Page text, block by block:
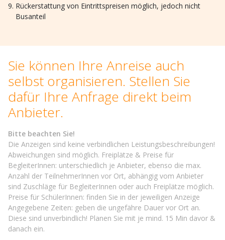
Rückerstattung von Eintrittspreisen möglich, jedoch nicht
Busanteil
Sie können Ihre Anreise auch
selbst organisieren. Stellen Sie
dafür Ihre Anfrage direkt beim
Anbieter.
Bitte beachten Sie!
Die Anzeigen sind keine verbindlichen Leistungsbeschreibungen!
Abweichungen sind möglich. Freiplätze & Preise für
BegleiterInnen: unterschiedlich je Anbieter, ebenso die max.
Anzahl der TeilnehmerInnen vor Ort, abhängig vom Anbieter
sind Zuschläge für BegleiterInnen oder auch Freiplätze möglich.
Preise für SchülerInnen: finden Sie in der jeweiligen Anzeige
Angegebene Zeiten: geben die ungefähre Dauer vor Ort an.
Diese sind unverbindlich! Planen Sie mit je mind. 15 Min davor &
danach ein.